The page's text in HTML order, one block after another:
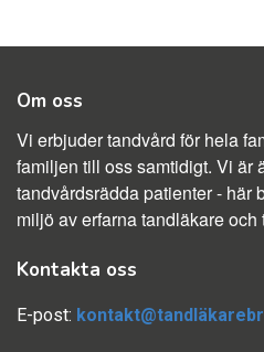
Om oss
Vi erbjuder tandvård för hela
familjen till oss samtidigt. Vi är
tandvårdsrädda patienter - här
miljö av erfarna tandläkare och
Kontakta oss
E-post: